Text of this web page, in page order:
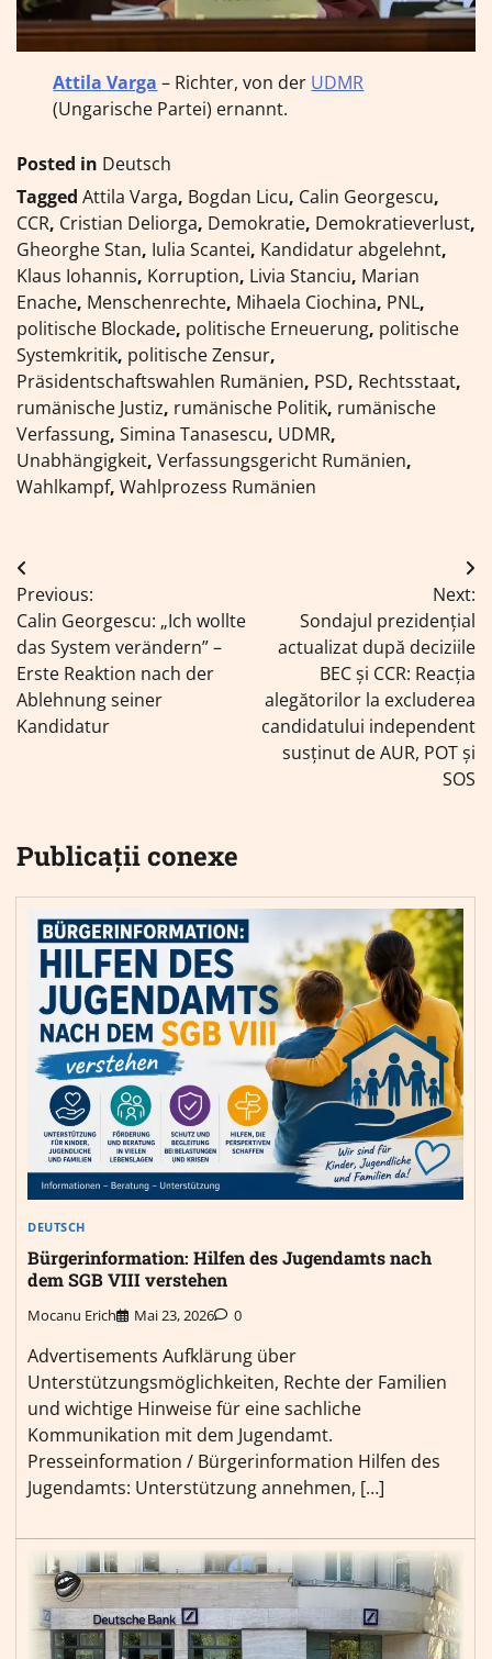
Attila Varga – Richter, von der UDMR
(Ungarische Partei) ernannt.
Posted in Deutsch
Tagged Attila Varga, Bogdan Licu, Calin Georgescu,
CCR, Cristian Deliorga, Demokratie, Demokratieverlust,
Gheorghe Stan, Iulia Scantei, Kandidatur abgelehnt,
Klaus Iohannis, Korruption, Livia Stanciu, Marian
Enache, Menschenrechte, Mihaela Ciochina, PNL,
politische Blockade, politische Erneuerung, politische
Systemkritik, politische Zensur,
Präsidentschaftswahlen Rumänien, PSD, Rechtsstaat,
rumänische Justiz, rumänische Politik, rumänische
Verfassung, Simina Tanasescu, UDMR,
Unabhängigkeit, Verfassungsgericht Rumänien,
Wahlkampf, Wahlprozess Rumänien
Navigare
în
articole
Previous:
Calin Georgescu: „Ich wollte
das System verändern” –
Erste Reaktion nach der
Ablehnung seiner
Kandidatur
Next:
Sondajul prezidențial
actualizat după deciziile
BEC și CCR: Reacția
alegătorilor la excluderea
candidatului independent
susținut de AUR, POT și
SOS
Publicații conexe
DEUTSCH
Bürgerinformation: Hilfen des Jugendamts nach
dem SGB VIII verstehen
Mocanu Erich Mai 23, 2026 0
Advertisements Aufklärung über
Unterstützungsmöglichkeiten, Rechte der Familien
und wichtige Hinweise für eine sachliche
Kommunikation mit dem Jugendamt.
Presseinformation / Bürgerinformation Hilfen des
Jugendamts: Unterstützung annehmen, […]